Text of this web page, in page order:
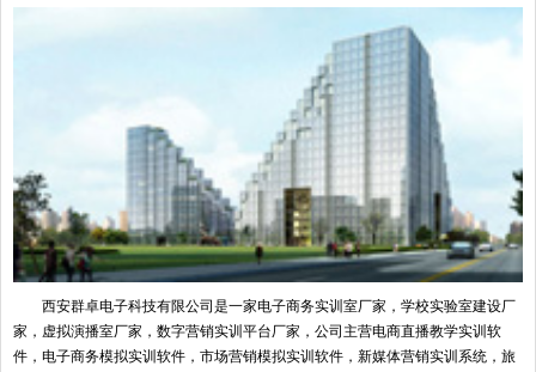
西安群卓电子科技有限公司是一家电子商务实训室厂家，学校实验室建设厂
家，虚拟演播室厂家，数字营销实训平台厂家，公司主营电商直播教学实训软
件，电子商务模拟实训软件，市场营销模拟实训软件，新媒体营销实训系统，旅